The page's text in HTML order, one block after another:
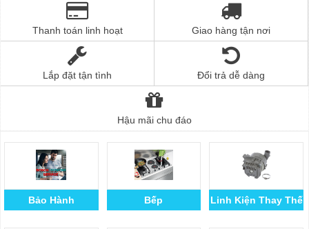
Thanh toán linh hoạt Giao hàng tận nơi
Lắp đặt tận tình Đổi trả dễ dàng
Hậu mãi chu đáo
Bảo Hành Bếp Linh Kiện Thay Thế